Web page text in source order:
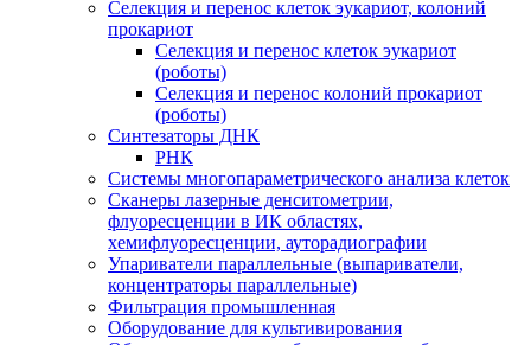
Селекция и перенос клеток эукариот, колоний
прокариот
Селекция и перенос клеток эукариот
(роботы)
Селекция и перенос колоний прокариот
(роботы)
Синтезаторы ДНК
РНК
Системы многопараметрического анализа клеток
Сканеры лазерные денситометрии,
флуоресценции в ИК областях,
хемифлуоресценции, ауторадиографии
Упариватели параллельные (выпариватели,
концентраторы параллельные)
Фильтрация промышленная
Оборудование для культивирования